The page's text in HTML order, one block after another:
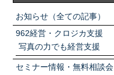
お知らせ（全ての記事）
962経営・クロジカ支援
写真の力でも経営支援
セミナー情報・無料相談会